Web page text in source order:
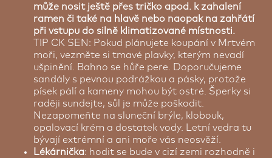
může nosit ještě přes tričko apod. k zahalení
ramen či také na hlavě nebo naopak na zahřátí
při vstupu do silně klimatizované místnosti.
TIP CK SEN: Pokud plánujete koupání v Mrtvém
moři, vezměte si tmavé plavky, kterým nevadí
ušpinění. Bahno se hůře pere. Doporučujeme
sandály s pevnou podrážkou a pásky, protože
písek pálí a kameny mohou být ostré. Šperky si
raději sundejte, sůl je může poškodit.
Nezapomeňte na sluneční brýle, klobouk,
opalovací krém a dostatek vody. Letní vedra tu
bývají extrémní a ani moře vás neosvěží.
Lékárnička: hodit se bude v cizí zemi rozhodně i